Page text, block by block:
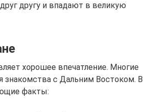
другу и впадают в великую
хорошее впечатление. Многие
с Дальним Востоком. В
факты: